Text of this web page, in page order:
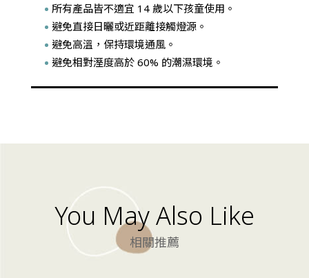
所有產品皆不適宜 14 歲以下孩童使用。
避免直接日曬或近距離接觸燈源。
避免高溫，保持環境通風。
避免相對溼度高於 60% 的潮濕環境。
You May Also Like
相關推薦